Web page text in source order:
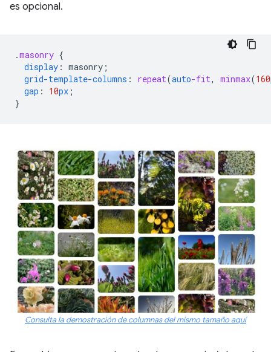
es opcional.
.masonry {
display : masonry ;
grid-template-columns : repeat(auto-fit, minmax(160
gap : 10px ;
}
Consulta la demostración de columnas del mismo tamaño aquí